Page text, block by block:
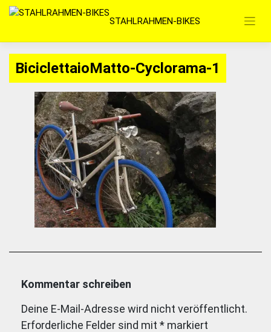
Zum
springen
STAHLRAHMEN-BIKES
BiciclettaioMatto-Cyclorama-1
Kommentar schreiben
Deine E-Mail-Adresse wird nicht veröffentlicht.
Erforderliche Felder sind mit * markiert